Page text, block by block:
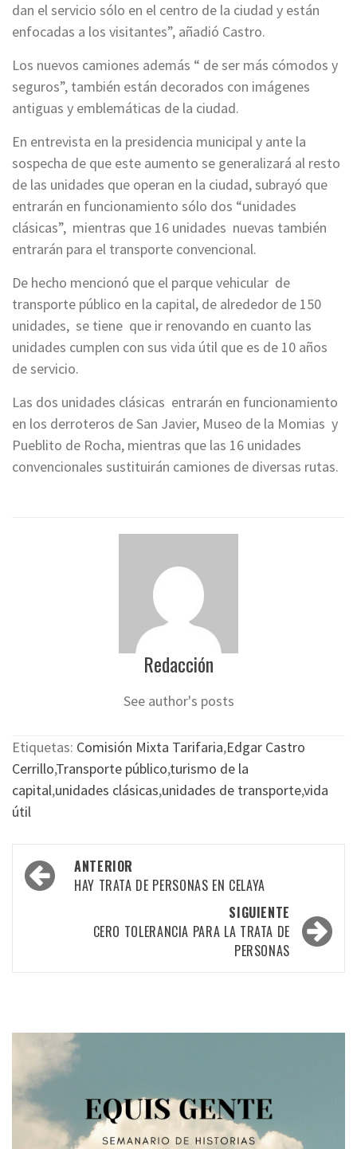
dan el servicio sólo en el centro de la ciudad y están
enfocadas a los visitantes”, añadió Castro.
Los nuevos camiones además “ de ser más cómodos y
seguros”, también están decorados con imágenes
antiguas y emblemáticas de la ciudad.
En entrevista en la presidencia municipal y ante la
sospecha de que este aumento se generalizará al resto
de las unidades que operan en la ciudad, subrayó que
entrarán en funcionamiento sólo dos “unidades
clásicas”, mientras que 16 unidades nuevas también
entrarán para el transporte convencional.
De hecho mencionó que el parque vehicular de
transporte público en la capital, de alrededor de 150
unidades, se tiene que ir renovando en cuanto las
unidades cumplen con sus vida útil que es de 10 años
de servicio.
Las dos unidades clásicas entrarán en funcionamiento
en los derroteros de San Javier, Museo de la Momias y
Pueblito de Rocha, mientras que las 16 unidades
convencionales sustituirán camiones de diversas rutas.
Redacción
See author's posts
Etiquetas: Comisión Mixta Tarifaria,Edgar Castro
Cerrillo,Transporte público,turismo de la
capital,unidades clásicas,unidades de transporte,vida
útil
Navegación
por
entradas
ANTERIOR
HAY TRATA DE PERSONAS EN CELAYA
SIGUIENTE
CERO TOLERANCIA PARA LA TRATA DE
PERSONAS